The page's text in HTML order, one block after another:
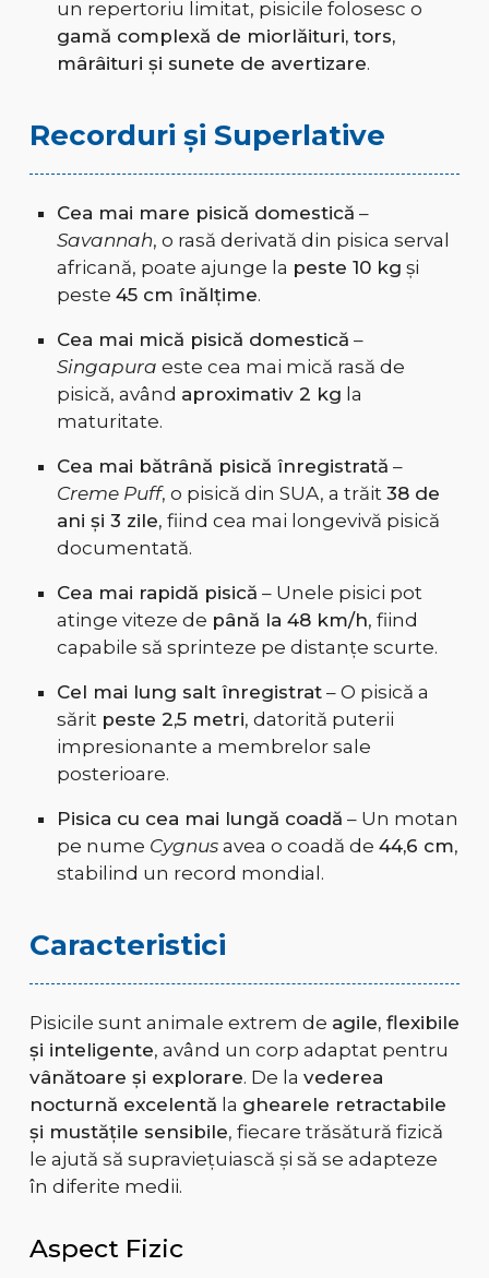
un repertoriu limitat, pisicile folosesc o
gamă complexă de miorlăituri, tors,
mârâituri și sunete de avertizare.
Recorduri și Superlative
Cea mai mare pisică domestică –
Savannah, o rasă derivată din pisica serval
africană, poate ajunge la peste 10 kg și
peste 45 cm înălțime.
Cea mai mică pisică domestică –
Singapura este cea mai mică rasă de
pisică, având aproximativ 2 kg la
maturitate.
Cea mai bătrână pisică înregistrată –
Creme Puff, o pisică din SUA, a trăit 38 de
ani și 3 zile, fiind cea mai longevivă pisică
documentată.
Cea mai rapidă pisică – Unele pisici pot
atinge viteze de până la 48 km/h, fiind
capabile să sprinteze pe distanțe scurte.
Cel mai lung salt înregistrat– O pisică a
sărit peste 2,5 metri, datorită puterii
impresionante a membrelor sale
posterioare.
Pisica cu cea mai lungă coadă – Un motan
pe nume Cygnusavea o coadă de 44,6 cm,
stabilind un record mondial.
Caracteristici
Pisicile sunt animale extrem de agile, flexibile
și inteligente, având un corp adaptat pentru
vânătoare și explorare. De la vederea
nocturnă excelentă la ghearele retractabile
și mustățile sensibile, fiecare trăsătură fizică
le ajută să supraviețuiască și să se adapteze
în diferite medii.
Aspect Fizic